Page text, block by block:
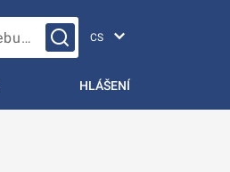
Vyhledávání na webu…
HLÁŠENÍ